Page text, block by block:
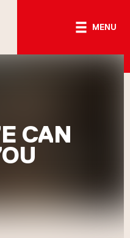
MENU
CAN